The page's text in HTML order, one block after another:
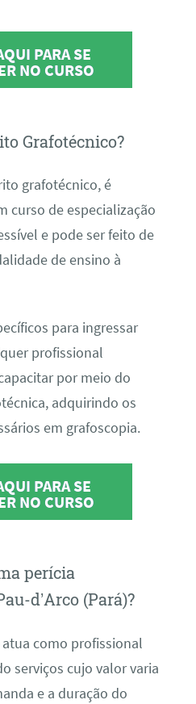
PARA SE
NO CURSO
Grafotécnico?
grafotécnico, é
curso de especialização
e pode ser feito de
de ensino à
para ingressar
profissional
por meio do
adquirindo os
em grafoscopia.
PARA SE
NO CURSO
perícia
d’Arco (Pará)?
como profissional
serviços cujo valor varia
e a duração do